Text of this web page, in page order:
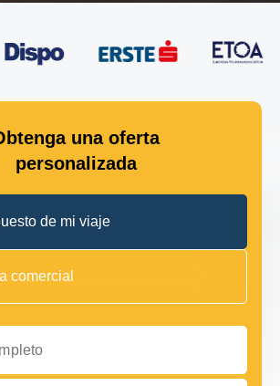
una oferta
personalizada
de mi viaje
comercial